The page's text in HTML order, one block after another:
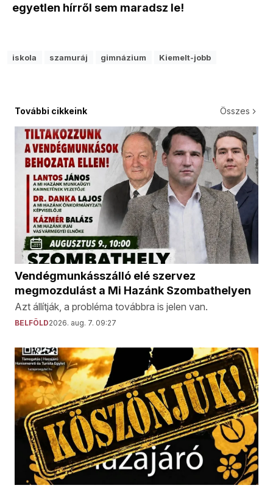
egyetlen hírről sem maradsz le!
iskola szamuráj gimnázium Kiemelt-jobb
További cikkeink Összes
Vendégmunkásszálló elé szervez
megmozdulást a Mi Hazánk Szombathelyen
Azt állítják, a probléma továbbra is jelen van.
BELFÖLD2026. aug. 7. 09:27